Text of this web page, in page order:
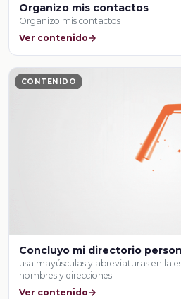
Organizo mis contactos
Organizo mis contactos
Ver contenido
CONTENIDO
Concluyo mi directorio
usa mayúsculas y abreviaturas en la
nombres y direcciones.
Ver contenido